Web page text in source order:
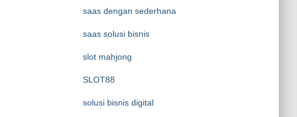
saas dengan sederhana
saas solusi bisnis
slot mahjong
SLOT88
solusi bisnis digital